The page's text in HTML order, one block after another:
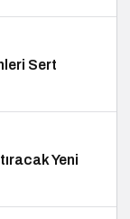
Sert
Yeni